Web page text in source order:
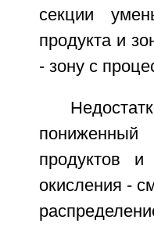
секции
продукта и
- зону с
продуктов
окисления -